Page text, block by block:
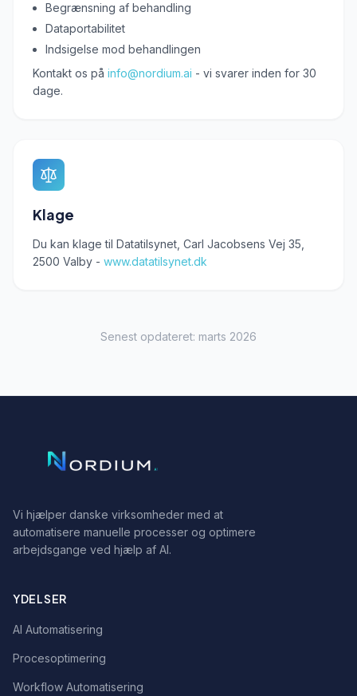
Begrænsning af behandling
Dataportabilitet
Indsigelse mod behandlingen
Kontakt os på info@nordium.ai - vi svarer inden for 30
dage.
Klage
Du kan klage til Datatilsynet, Carl Jacobsens Vej 35,
2500 Valby - www.datatilsynet.dk
Senest opdateret: marts 2026
Vi hjælper danske virksomheder med at
automatisere manuelle processer og optimere
arbejdsgange ved hjælp af AI.
YDELSER
AI Automatisering
Procesoptimering
Workflow Automatisering